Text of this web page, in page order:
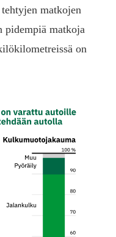
matkojen
pidempiä matkoja
on